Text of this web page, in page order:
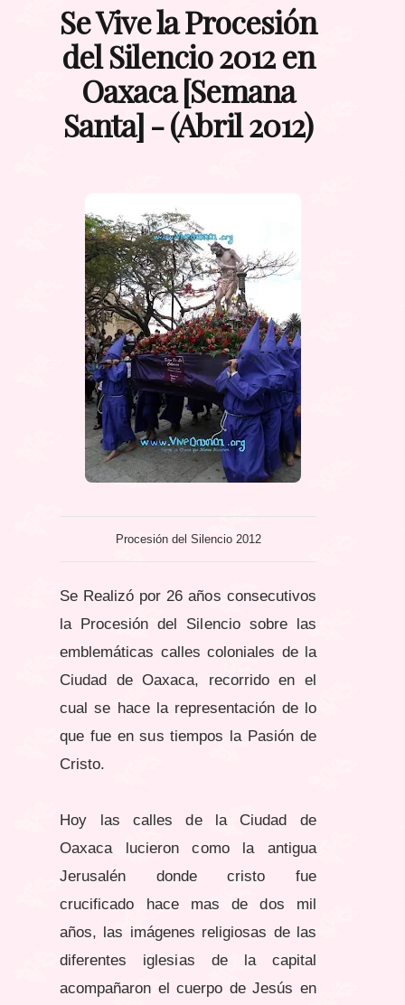
Se Vive la Procesión
del Silencio 2012 en
Oaxaca [Semana
Santa] - (Abril 2012)
Procesión del Silencio 2012
Se Realizó por 26 años consecutivos
la Procesión del Silencio sobre las
emblemáticas calles coloniales de la
Ciudad de Oaxaca, recorrido en el
cual se hace la representación de lo
que fue en sus tiempos la Pasión de
Cristo.
Hoy las calles de la Ciudad de
Oaxaca lucieron como la antigua
Jerusalén donde cristo fue
crucificado hace mas de dos mil
años, las imágenes religiosas de las
diferentes iglesias de la capital
acompañaron el cuerpo de Jesús en